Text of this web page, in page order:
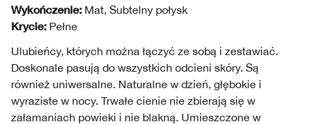
Wykończenie: Mat, Subtelny połysk
Krycie: Pełne
Ulubieńcy, których można łączyć ze sobą i zestawiać.
Doskonale pasują do wszystkich odcieni skóry. Są
również uniwersalne. Naturalne w dzień, głębokie i
wyraziste w nocy. Trwałe cienie nie zbierają się w
załamaniach powieki i nie blakną. Umieszczone w